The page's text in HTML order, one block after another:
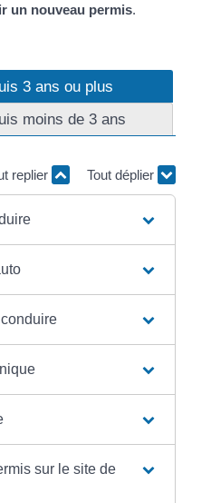
un nouveau permis.
3 ans ou plus
moins de 3 ans
replier Tout déplier
sur le site de